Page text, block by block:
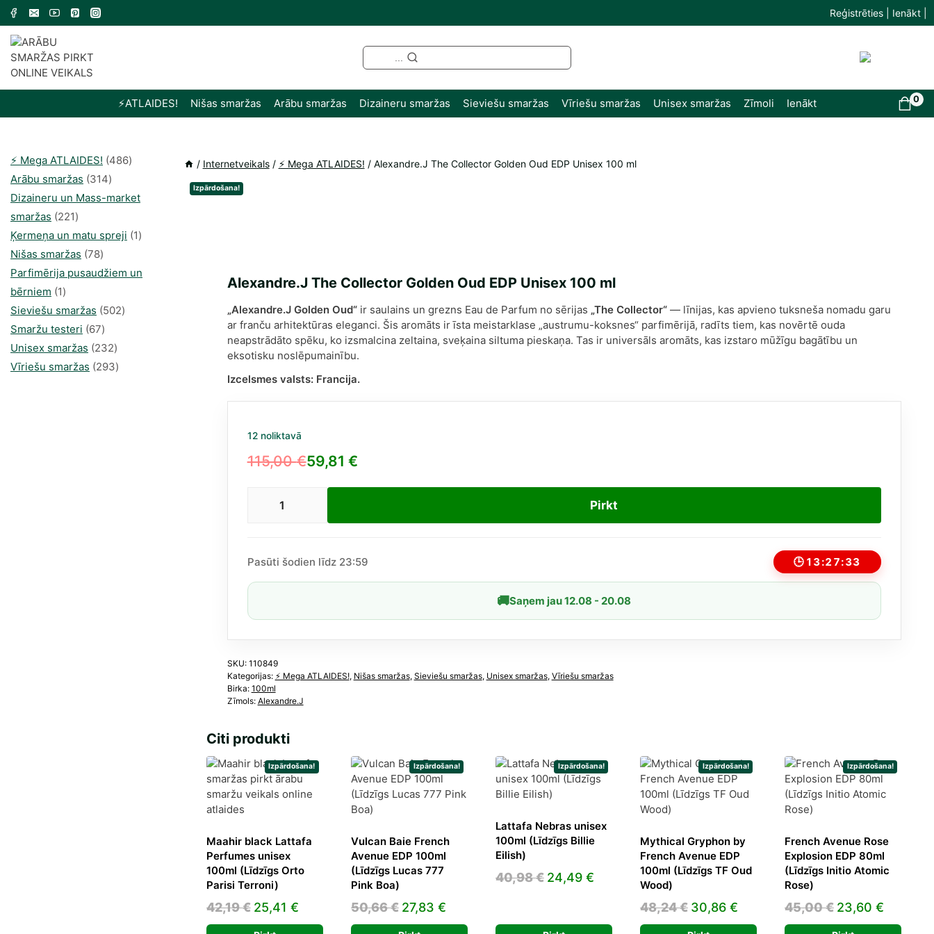
Skip
content
Reģistrēties | Ienākt |
⚡️ATLAIDES! Nišas smaržas Arābu smaržas Dizaineru smaržas Sieviešu smaržas Vīriešu smaržas Unisex smaržas Zīmoli Ienākt 0
/ Internetveikals / ⚡️ Mega ATLAIDES! / Alexandre.J The Collector Golden Oud EDP Unisex 100 ml
Izpārdošana!
Alexandre.J The Collector Golden Oud EDP Unisex 100 ml
„Alexandre.J Golden Oud“ir saulains un grezns Eau de Parfum no sērijas „The Collector“ — līnijas, kas apvieno tuksneša nomadu garu
ar franču arhitektūras eleganci. Šis aromāts ir īsta meistarklase „austrumu-koksnes“ parfimērijā, radīts tiem, kas novērtē ouda
neapstrādāto spēku, ko izsmalcina zeltaina, sveķaina siltuma pieskaņa. Tas ir universāls aromāts, kas izstaro mūžīgu bagātību un
eksotisku noslēpumainību.
Izcelsmes valsts: Francija.
12 noliktavā
115,00€
Original
59,81 €
Current
Golden
100
Pirkt
Pasūti šodien līdz 23:59 🕒 13:27:33
🚚Saņem jau 12.08 - 20.08
SKU: 110849
Kategorijas: ⚡️ Mega ATLAIDES!, Nišas smaržas, Sieviešu smaržas, Unisex smaržas, Vīriešu smaržas
Birka: 100ml
Zīmols: Alexandre.J
Citi produkti
Izpārdošana!
Maahir black Lattafa
Perfumes unisex
100ml (Līdzīgs Orto
Parisi Terroni)
42,19€ Original
price
25,41 €Current
price
Izpārdošana!
Vulcan Baie French
Avenue EDP 100ml
(Līdzīgs Lucas 777
Pink Boa)
50,66€ Original
price
27,83 €Current
price
Izpārdošana!
Lattafa Nebras unisex
100ml (Līdzīgs Billie
Eilish)
40,98€ Original
24,49 €Current
Izpārdošana!
Mythical Gryphon by
French Avenue EDP
100ml (Līdzīgs TF Oud
Wood)
48,24€ Original
price
30,86 €Current
price
Izpārdošana!
French Avenue Rose
Explosion EDP 80ml
(Līdzīgs Initio Atomic
Rose)
45,00€ Original
price
23,60 €Current
price
⚡️ Mega ATLAIDES! 486486
Arābu smaržas 314314
produkti
Dizaineru un Mass-market
smaržas 221221
produkts
Ķermeņa un matu spreji 11
Nišas smaržas 7878
produkts
Parfimērija pusaudžiem un
bērniem 11
produkti
Sieviešu smaržas 502502
Smaržu testeri 6767
produkts
Unisex smaržas 232232
produkts
Vīriešu smaržas 293293